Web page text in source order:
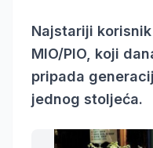
Najstariji
MIO/PIO, koji
pripada
jednog stoljeća.